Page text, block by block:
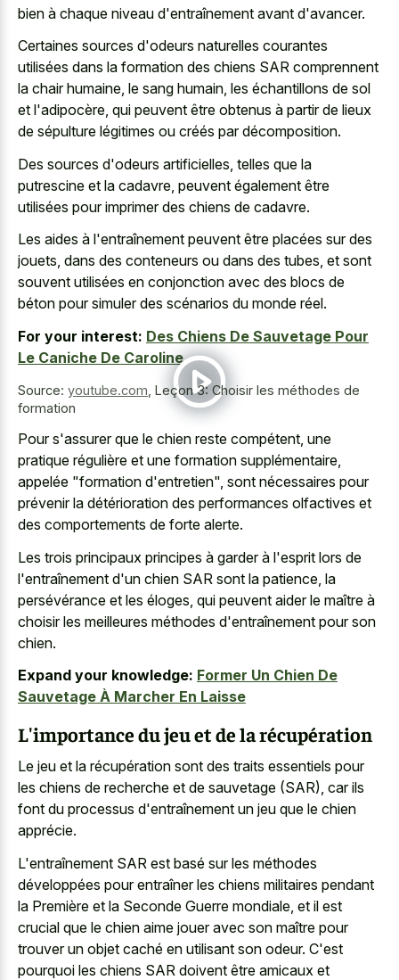
bien à chaque niveau d'entraînement avant d'avancer.
Certaines sources d'odeurs naturelles courantes
utilisées dans la formation des chiens SAR comprennent
la chair humaine, le sang humain, les échantillons de sol
et l'adipocère, qui peuvent être obtenus à partir de lieux
de sépulture légitimes ou créés par décomposition.
Des sources d'odeurs artificielles, telles que la
putrescine et la cadavre, peuvent également être
utilisées pour imprimer des chiens de cadavre.
Les aides à l'entraînement peuvent être placées sur des
jouets, dans des conteneurs ou dans des tubes, et sont
souvent utilisées en conjonction avec des blocs de
béton pour simuler des scénarios du monde réel.
For your interest: Des Chiens De Sauvetage Pour
Le Caniche De Caroline
Source: youtube.com Leçon 3: Choisir les méthodes de
formation
Pour s'assurer que le chien reste compétent, une
pratique régulière et une formation supplémentaire,
appelée "formation d'entretien", sont nécessaires pour
prévenir la détérioration des performances olfactives et
des comportements de forte alerte.
Les trois principaux principes à garder à l'esprit lors de
l'entraînement d'un chien SAR sont la patience, la
persévérance et les éloges, qui peuvent aider le maître à
choisir les meilleures méthodes d'entraînement pour son
chien.
Expand your knowledge: Former Un Chien De
Sauvetage À Marcher En Laisse
L'importance du jeu et de la récupération
Le jeu et la récupération sont des traits essentiels pour
les chiens de recherche et de sauvetage (SAR), car ils
font du processus d'entraînement un jeu que le chien
apprécie.
L'entraînement SAR est basé sur les méthodes
développées pour entraîner les chiens militaires pendant
la Première et la Seconde Guerre mondiale, et il est
crucial que le chien aime jouer avec son maître pour
trouver un objet caché en utilisant son odeur. C'est
pourquoi les chiens SAR doivent être amicaux et